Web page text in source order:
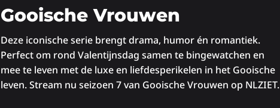
Gooische Vrouwen
Deze iconische serie brengt drama, humor én romantiek.
Perfect om rond Valentijnsdag samen te bingewatchen en
mee te leven met de luxe en liefdesperikelen in het Gooische
leven. Stream nu seizoen 7 van Gooische Vrouwen op NLZIET.